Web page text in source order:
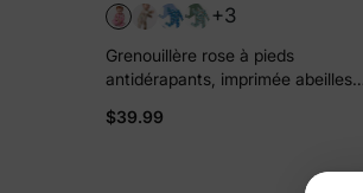
+3
Grenouillère rose à pieds
antidérapants, imprimée abeilles
de 2). Fermeture éclair double
$39.99